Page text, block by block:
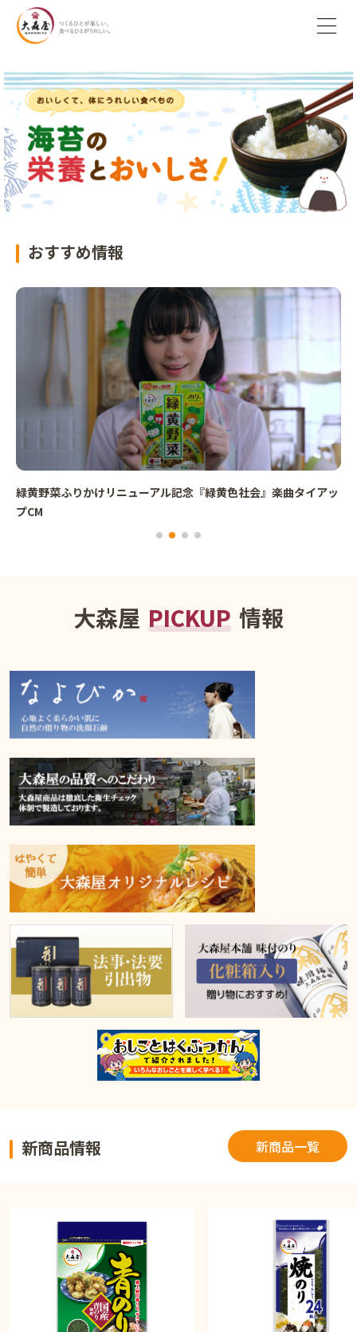
おすすめ情報
緑黄野菜ふりかけリニューアル記念『緑黄色社会』楽曲タイアッ
プCM
大森屋 PICKUP 情報
新商品情報 新商品一覧